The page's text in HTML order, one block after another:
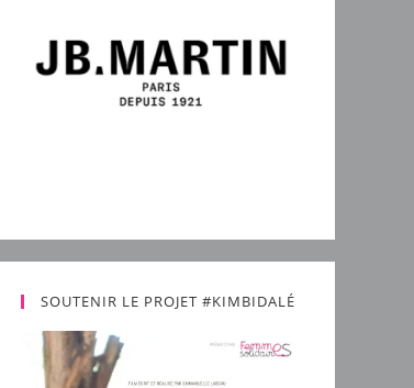
SOUTENIR LE PROJET #KIMBIDALÉ